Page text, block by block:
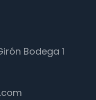
Bodega 1